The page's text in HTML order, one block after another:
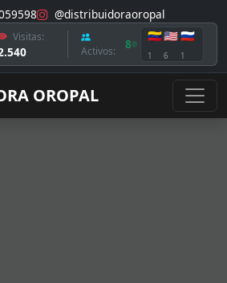
@distribuidoraoropal
Visitas:
Activos: 8
🇻🇪
1
🇺🇸
6
🇷🇺
1
OROPAL